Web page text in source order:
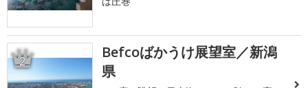
2
Befcoばかうけ展望室／新潟
県